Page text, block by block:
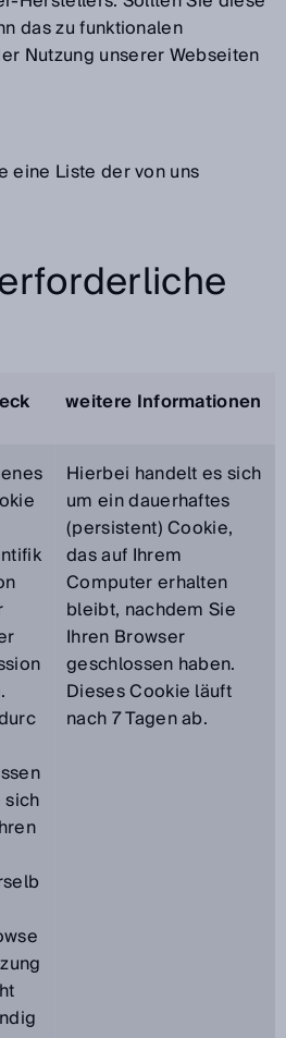
das zu funktionalen
Nutzung unserer Webseiten
eine Liste der von uns
weitere Informationen
sich
Hierbei handelt es sich
um ein dauerhaftes
(persistent) Cookie,
das auf Ihrem
Computer erhalten
bleibt, nachdem Sie
Ihren Browser
geschlossen haben.
Dieses Cookie läuft
nach 7 Tagen ab.